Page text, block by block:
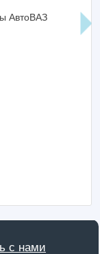
АвтоВАЗ
с нами